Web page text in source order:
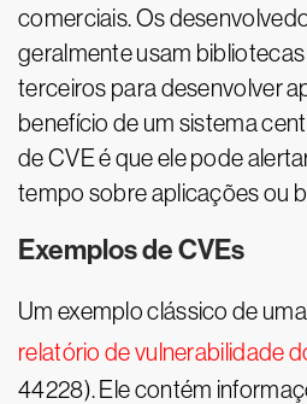
comerciais. Os
geralmente usam
terceiros para desenvolver
benefício de um sistema
de CVE é que ele pode
tempo sobre aplicações ou
Exemplos de CVEs
Um exemplo clássico de
relatório de vulnerabilidade
44228). Ele contém